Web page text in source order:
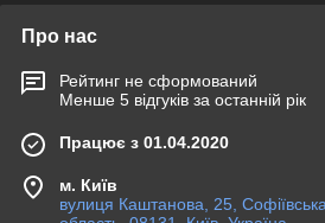
Про нас
Рейтинг не сформований
Менше 5 відгуків за останній рік
Працює з 01.04.2020
м. Київ
вулиця Каштанова, 25,